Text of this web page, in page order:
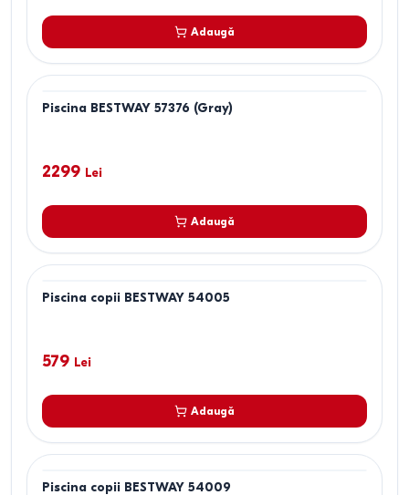
Adaugă
Piscina BESTWAY 57376 (Gray)
2299 Lei
Adaugă
Piscina copii BESTWAY 54005
579 Lei
Adaugă
Piscina copii BESTWAY 54009